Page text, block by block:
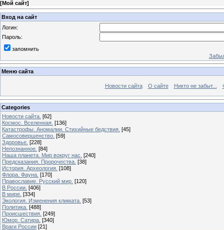
[Мой сайт]
Вход на сайт
Логин:
Пароль:
запомнить
Меню сайта
Новости сайта О сайте Никто не забыт...
Categories
Новости сайта. [62]
Космос. Вселенная. [136]
Катастрофы. Аномалии. Стихийные бедствия. [45]
Самосовершенство. [59]
Здоровье. [228]
Непознанное. [84]
Наша планета. Мир вокруг нас. [240]
Предсказания. Пророчества. [38]
История. Археология. [108]
Флора. Фауна. [170]
Православие. Русский мир. [120]
В России. [406]
В мире. [334]
Экология. Изменения климата. [53]
Политика. [488]
Происшествия. [249]
Юмор. Сатира. [340]
Враги России [21]